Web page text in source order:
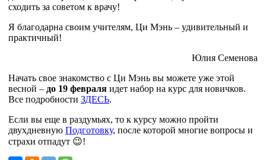
сходить за советом к врачу!
Я благодарна своим учителям, Ци Мэнь – удивительный и
практичный!
Юлия Семенова
Начать свое знакомство с Ци Мэнь вы можете уже этой
весной – до 19 февраля идет набор на курс для новичков.
Все подробности ЗДЕСЬ.
Если вы еще в раздумьях, то к курсу можно пройти
двухдневную Подготовку, после которой многие вопросы и
страхи отпадут 😉!